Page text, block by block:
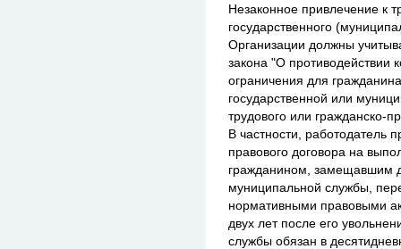
Незаконное привлечение к
государственного
Организации должны
закона "О противодействии
ограничения для
государственной или
трудового или гражданско-
В частности, работодатель
правового договора на
гражданином, замещавшим
муниципальной службы,
нормативными правовыми
двух лет после его
службы обязан в